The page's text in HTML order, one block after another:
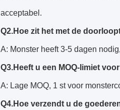
acceptabel.
Q2.Hoe zit het met de
A: Monster heeft 3-5 dagen
Q3.Heeft u een MOQ-limiet
A: Lage MOQ, 1 st voor
Q4.Hoe verzendt u de